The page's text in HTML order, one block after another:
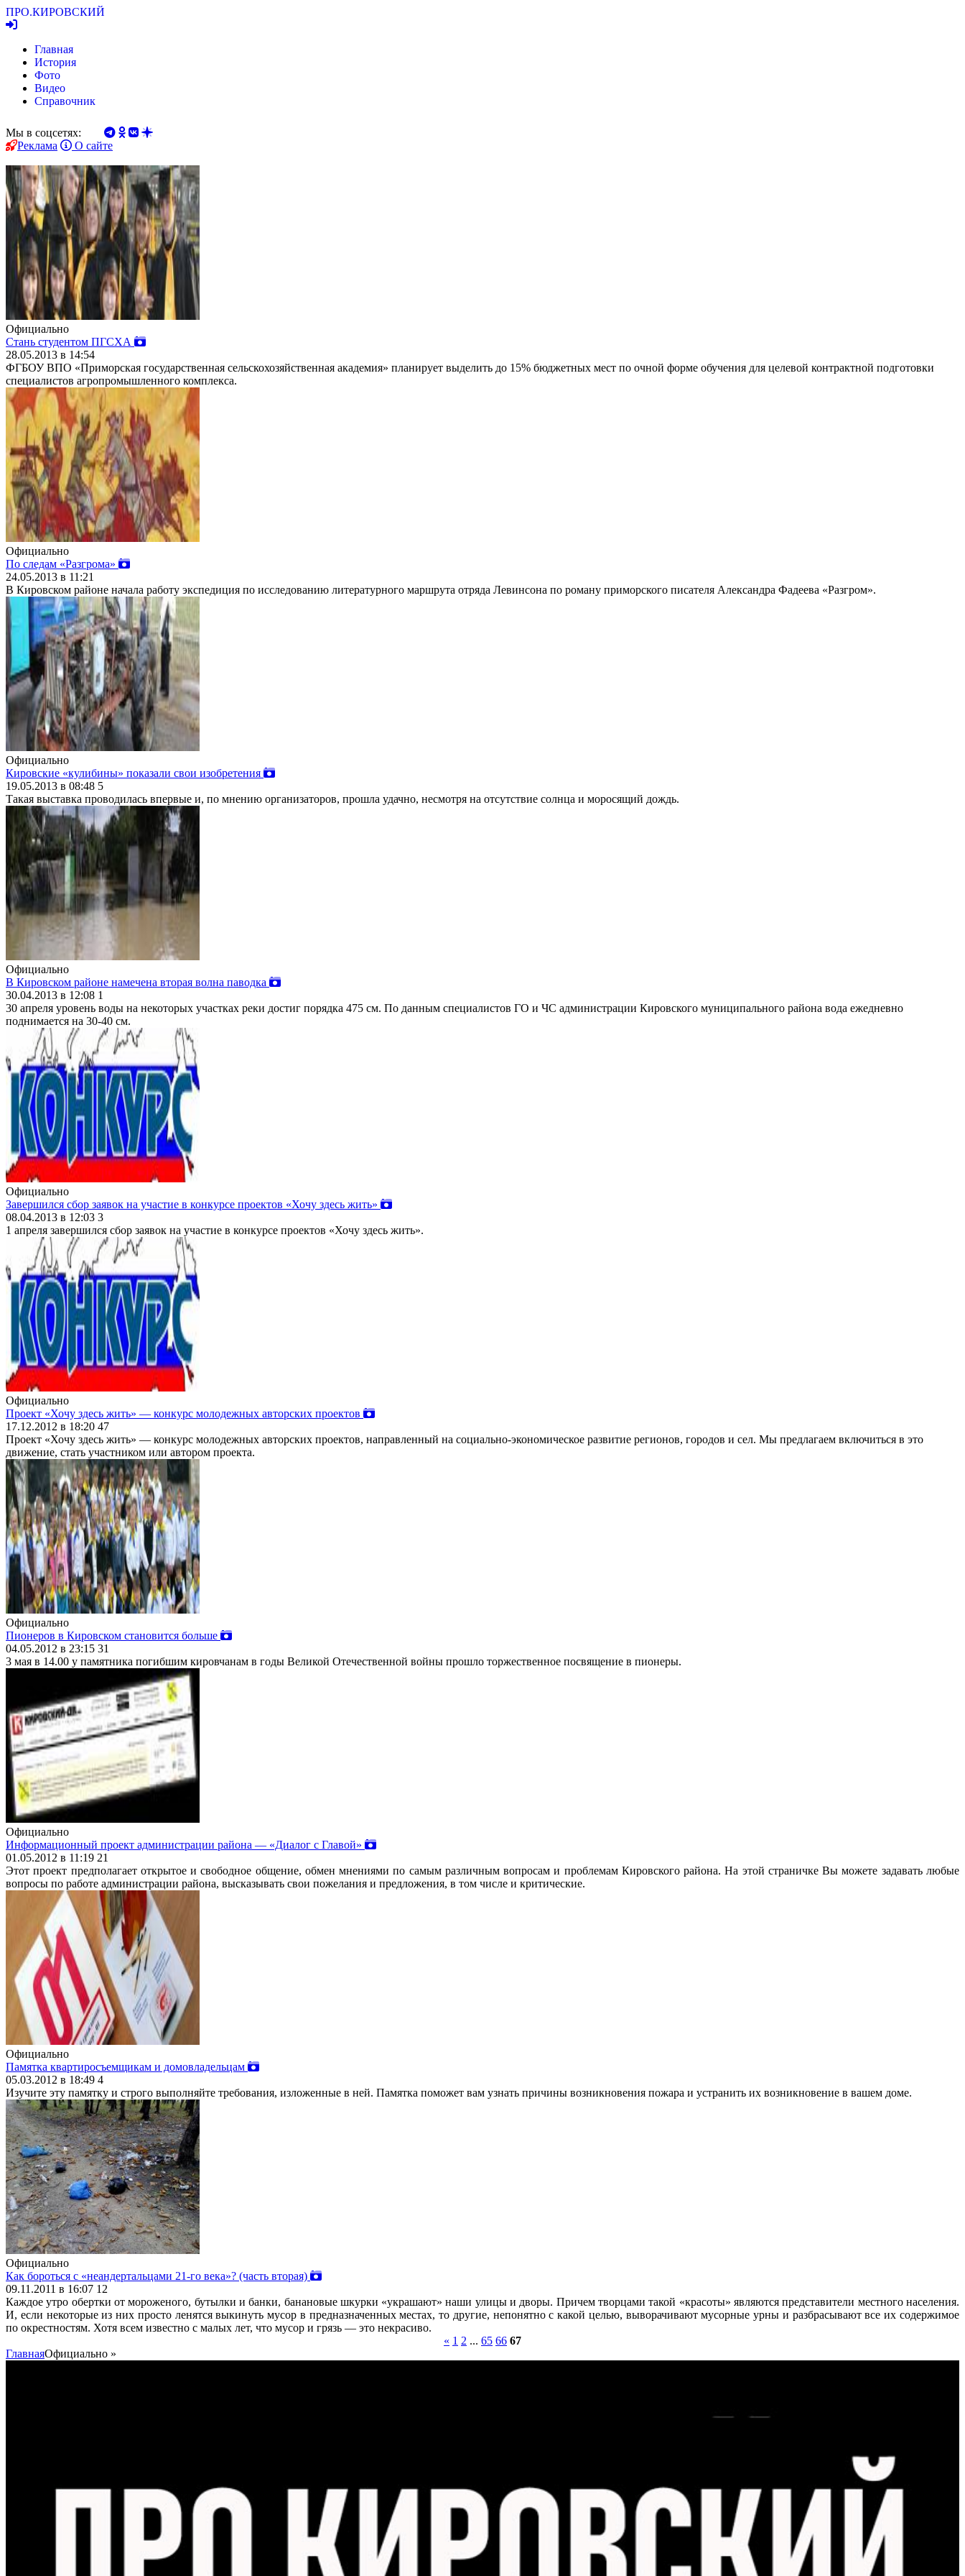
ПРО.КИРОВСКИЙ
Главная
История
Фото
Видео
Справочник
Мы в соцсетях:
Реклама
О сайте
Официально
Стань студентом ПГСХА
28.05.2013 в 14:54
ФГБОУ ВПО «Приморская государственная сельскохозяйственная академия» планирует выделить до 15% бюджетных мест по очной форме обучения для целевой контрактной подготовки
специалистов агропромышленного комплекса.
Официально
По следам «Разгрома»
24.05.2013 в 11:21
В Кировском районе начала работу экспедиция по исследованию литературного маршрута отряда Левинсона по роману приморского писателя Александра Фадеева «Разгром».
Официально
Кировские «кулибины» показали свои изобретения
19.05.2013 в 08:48 5
Такая выставка проводилась впервые и, по мнению организаторов, прошла удачно, несмотря на отсутствие солнца и моросящий дождь.
Официально
В Кировском районе намечена вторая волна паводка
30.04.2013 в 12:08 1
30 апреля уровень воды на некоторых участках реки достиг порядка 475 см. По данным специалистов ГО и ЧС администрации Кировского муниципального района вода ежедневно
поднимается на 30-40 см.
Официально
Завершился сбор заявок на участие в конкурсе проектов «Хочу здесь жить»
08.04.2013 в 12:03 3
1 апреля завершился сбор заявок на участие в конкурсе проектов «Хочу здесь жить».
Официально
Проект «Хочу здесь жить» — конкурс молодежных авторских проектов
17.12.2012 в 18:20 47
Проект «Хочу здесь жить» — конкурс молодежных авторских проектов, направленный на социально-экономическое развитие регионов, городов и сел. Мы предлагаем включиться в это
движение, стать участником или автором проекта.
Официально
Пионеров в Кировском становится больше
04.05.2012 в 23:15 31
3 мая в 14.00 у памятника погибшим кировчанам в годы Великой Отечественной войны прошло торжественное посвящение в пионеры.
Официально
Информационный проект администрации района — «Диалог с Главой»
01.05.2012 в 11:19 21
Этот проект предполагает открытое и свободное общение, обмен мнениями по самым различным вопросам и проблемам Кировского района. На этой страничке Вы можете задавать любые
вопросы по работе администрации района, высказывать свои пожелания и предложения, в том числе и критические.
Официально
Памятка квартиросъемщикам и домовладельцам
05.03.2012 в 18:49 4
Изучите эту памятку и строго выполняйте требования, изложенные в ней. Памятка поможет вам узнать причины возникновения пожара и устранить их возникновение в вашем доме.
Официально
Как бороться с «неандертальцами 21-го века»? (часть вторая)
09.11.2011 в 16:07 12
Каждое утро обертки от мороженого, бутылки и банки, банановые шкурки «украшают» наши улицы и дворы. Причем творцами такой «красоты» являются представители местного населения.
И, если некоторые из них просто ленятся выкинуть мусор в предназначенных местах, то другие, непонятно с какой целью, выворачивают мусорные урны и разбрасывают все их содержимое
по окрестностям. Хотя всем известно с малых лет, что мусор и грязь — это некрасиво.
« 1 2 ... 65 66 67
ГлавнаяОфициально »